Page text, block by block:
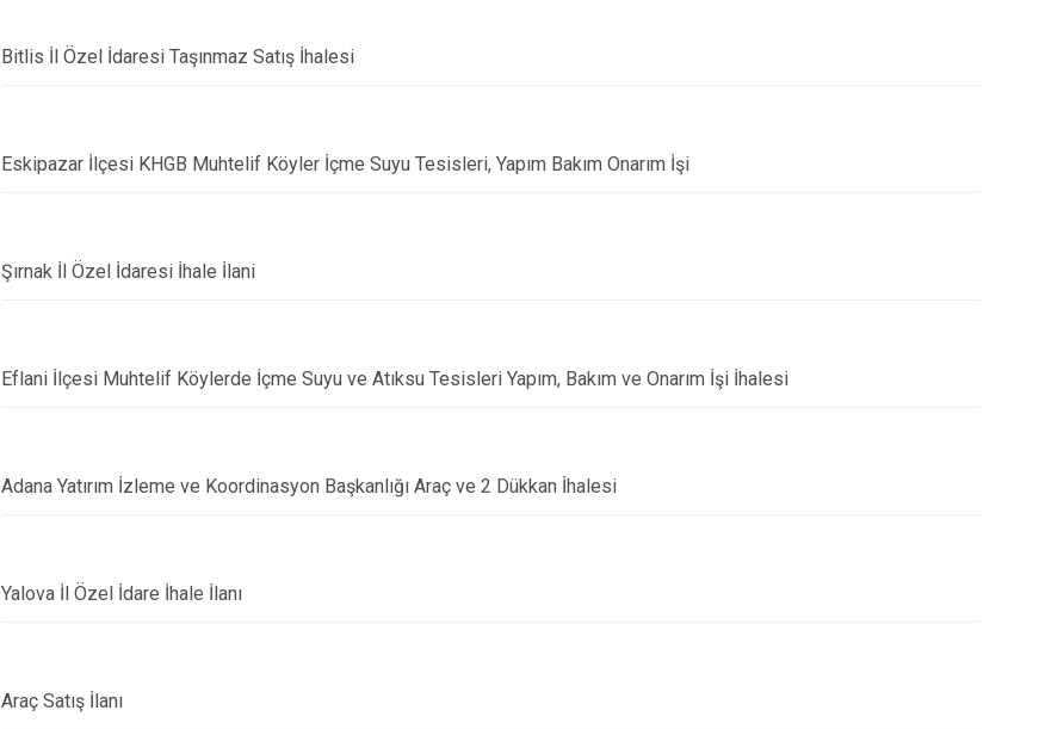
Bitlis İl Özel İdaresi Taşınmaz Satış İhalesi
Eskipazar İlçesi KHGB Muhtelif Köyler İçme Suyu Tesisleri, Yapım Bakım Onarım İşi
Şırnak İl Özel İdaresi İhale İlani
Eflani İlçesi Muhtelif Köylerde İçme Suyu ve Atıksu Tesisleri Yapım, Bakım ve Onarım İşi İhalesi
Adana Yatırım İzleme ve Koordinasyon Başkanlığı Araç ve 2 Dükkan İhalesi
Yalova İl Özel İdare İhale İlanı
Araç Satış İlanı